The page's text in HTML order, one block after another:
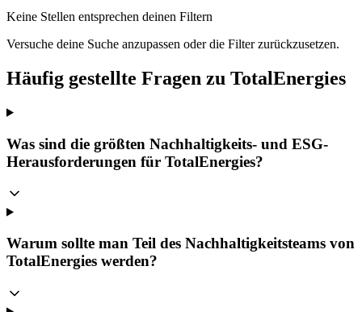
Keine Stellen entsprechen deinen Filtern
Versuche deine Suche anzupassen oder die Filter zurückzusetzen.
Häufig gestellte Fragen zu TotalEnergies
Was sind die größten Nachhaltigkeits- und ESG-
Herausforderungen für TotalEnergies?
Warum sollte man Teil des Nachhaltigkeitsteams von
TotalEnergies werden?